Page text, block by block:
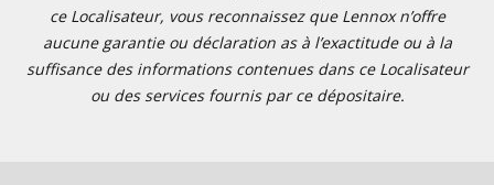
ce Localisateur, vous reconnaissez que Lennox n’offre
aucune garantie ou déclaration as à l’exactitude ou à la
suffisance des informations contenues dans ce Localisateur
ou des services fournis par ce dépositaire.